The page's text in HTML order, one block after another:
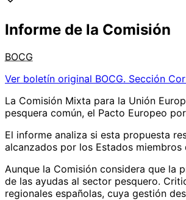
Informe de la Comisión
BOCG
Ver boletín original BOCG. Sección
La Comisión Mixta para la Unión
pesquera común, el Pacto Europeo
El informe analiza si esta propuesta
alcanzados por los Estados
Aunque la Comisión considera que la
de las ayudas al sector pesquero.
regionales españolas, cuya gestión